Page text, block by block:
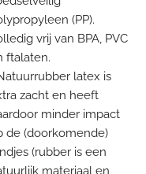
(PP).
vrij van BPA, PVC
ftalaten.
latex is
zacht en heeft
minder impact
de (doorkomende)
(rubber is een
materiaal en